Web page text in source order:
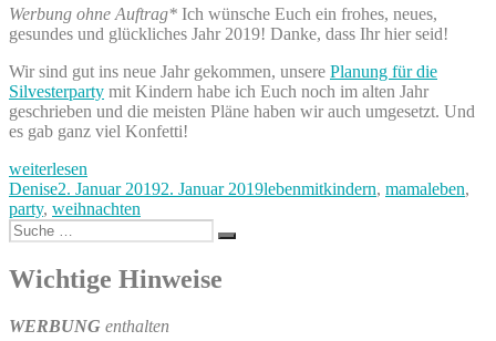
Werbung ohne Auftrag* Ich wünsche Euch ein frohes, neues,
gesundes und glückliches Jahr 2019! Danke, dass Ihr hier seid!
Wir sind gut ins neue Jahr gekommen, unsere Planung für die
Silvesterparty mit Kindern habe ich Euch noch im alten Jahr
geschrieben und die meisten Pläne haben wir auch umgesetzt. Und
es gab ganz viel Konfetti!
„Frohes
neues
2019“
weiterlesen
Autor
DeniseVeröffentlicht
am
2. Januar 20192. Januar 2019Kategorien
lebenmitkindern, mamaleben,
party, weihnachten
Suche
nach:
Suchen
Wichtige Hinweise
WERBUNG enthalten